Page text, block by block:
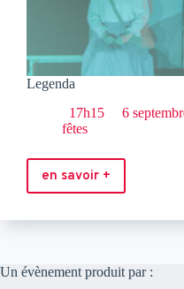
Legenda
17h15
6
fêtes
en savoir +
Legenda
Un évènement produit par :